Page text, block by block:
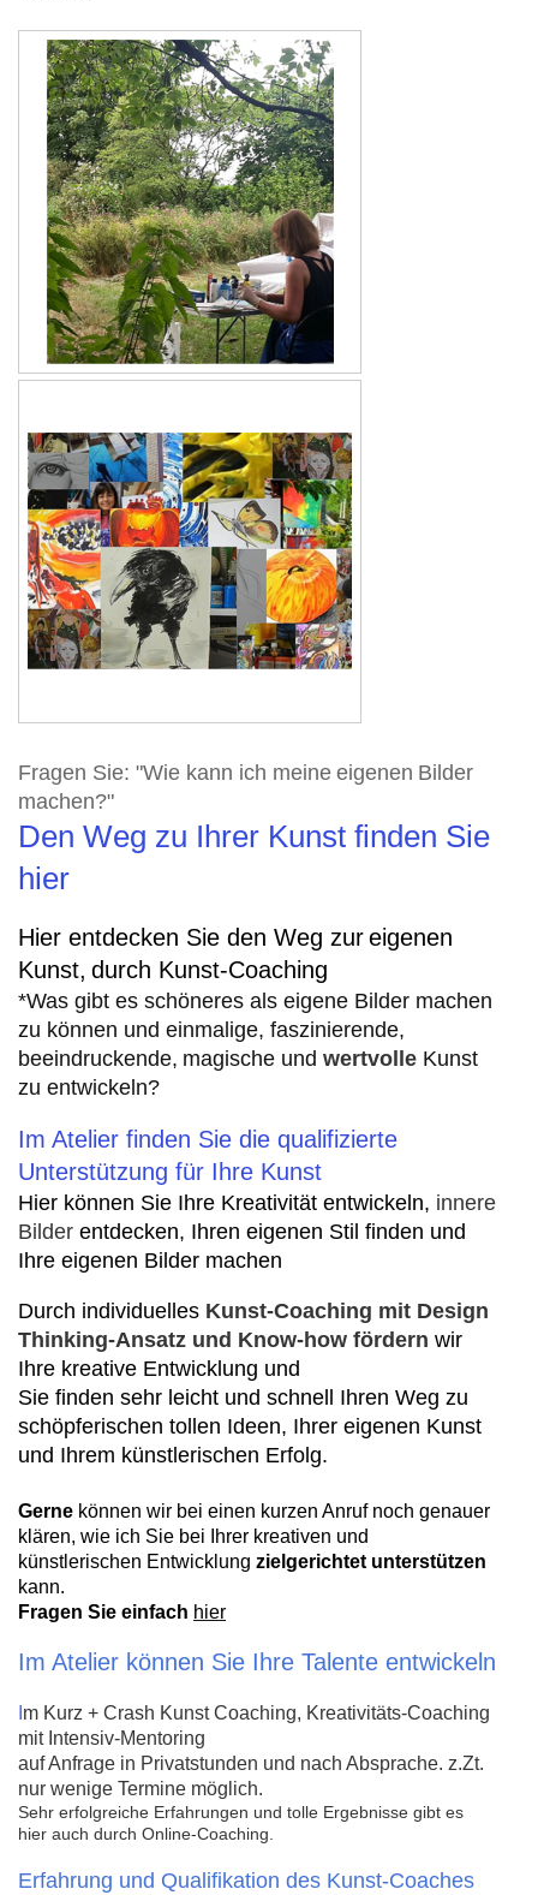
Fragen Sie: "Wie kann ich meine eigenen Bilder
machen?"
Den Weg zu Ihrer Kunst finden Sie
hier
Hier entdecken Sie den Weg zureigenen
Kunst, durch Kunst-Coaching
*Was gibt es schöneres als eigene Bilder machen
zu können und einmalige, faszinierende,
beeindruckende, magische und wertvolle Kunst
zu entwickeln?
Im Atelier finden Sie die qualifizierte
Unterstützung für Ihre Kunst
Hier können Sie Ihre Kreativität entwickeln, innere
Bilder entdecken, Ihren eigenen Stil finden und
Ihre eigenen Bilder machen
Durch individuelles Kunst-Coaching mit Design
Thinking-Ansatz und Know-how fördern wir
Ihre kreative Entwicklung und
Sie finden sehr leicht und schnell Ihren Weg zu
schöpferischen tollen Ideen, Ihrer eigenen Kunst
und Ihrem künstlerischen Erfolg.
Gerne können wir bei einen kurzen Anruf noch genauer
klären, wie ich Sie bei Ihrer kreativen und
künstlerischen Entwicklung zielgerichtet unterstützen
kann.
Fragen Sie einfach hier
Im Atelier können Sie Ihre Talente entwickeln
m Kurz + Crash Kunst Coaching, Kreativitäts-Coaching
mit Intensiv-Mentoring
auf Anfrage in Privatstunden und nach Absprache. z.Zt.
nur wenige Termine möglich.
Sehr erfolgreiche Erfahrungen und tolle Ergebnisse gibt es
hier auch durch Online-Coaching.
Erfahrung und Qualifikation des Kunst-Coaches